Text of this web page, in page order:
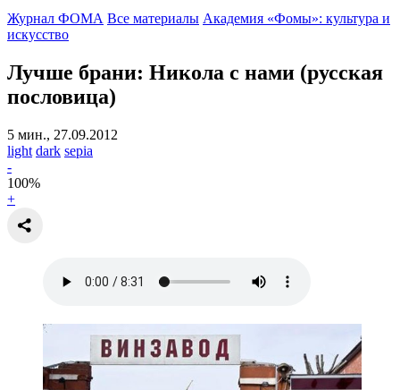
Журнал ФОМА Все материалы Академия «Фомы»: культура и
искусство
Лучше брани: Никола с нами (русская
пословица)
5 мин., 27.09.2012
light dark sepia
-
100%
+